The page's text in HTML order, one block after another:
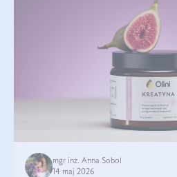
mgr inż. Anna Sobol
14 maj 2026